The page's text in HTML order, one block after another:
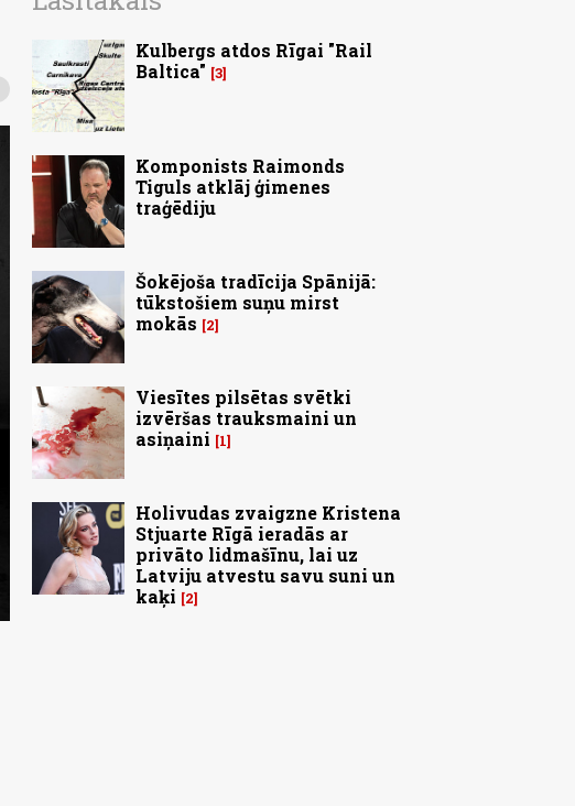
Kulbergs atdos Rīgai "Rail
Baltica" 3
Komponists Raimonds
Tiguls atklāj ģimenes
traģēdiju
Šokējoša tradīcija Spānijā:
tūkstošiem suņu mirst
mokās
2
Viesītes pilsētas svētki
izvēršas trauksmaini un
asiņaini
1
Holivudas zvaigzne Kristena
Stjuarte Rīgā ieradās ar
privāto lidmašīnu, lai uz
Latviju atvestu savu suni un
kaķi
2